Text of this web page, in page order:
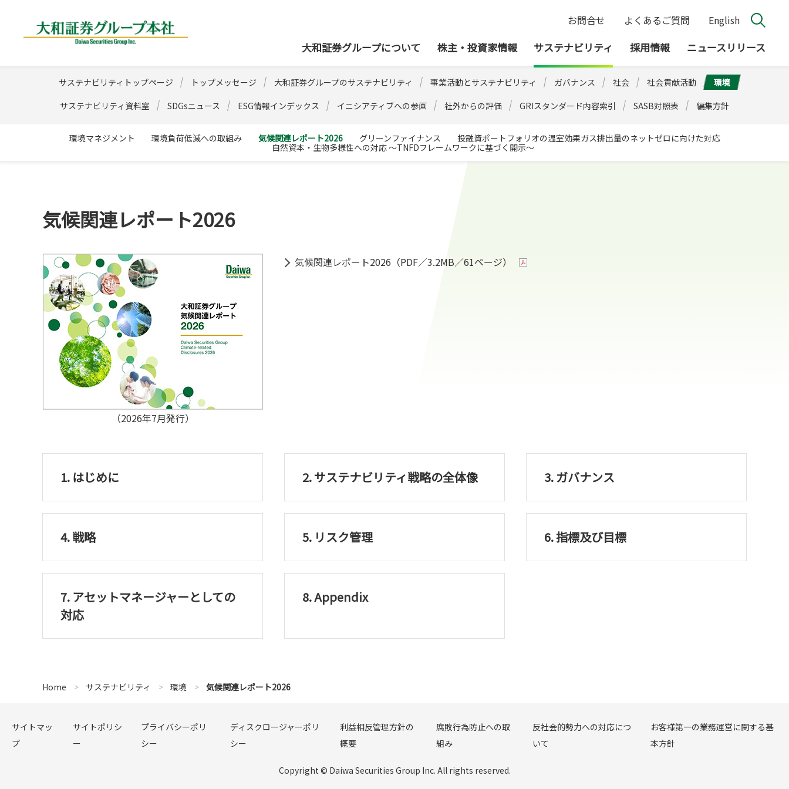
お問合せ よくあるご質問 English
大和証券グループについて 株主・投資家情報 サステナビリティ 採用情報 ニュースリリース
サステナビリティトップページ トップメッセージ 大和証券グループのサステナビリティ 事業活動とサステナビリティ ガバナンス 社会 社会貢献活動
環境
サステナビリティ資料室
SDGsニュース ESG情報インデックス イニシアティブへの参画 社外からの評価 GRIスタンダード内容索引 SASB対照表 編集方針
環境マネジメント 環境負荷低減への取組み 気候関連レポート2026 グリーンファイナンス
投融資ポートフォリオの温室効果ガス排出量のネットゼロに向けた対応
自然資本・生物多様性への対応 ～TNFDフレームワークに基づく開示～
気候関連レポート2026
（2026年7月発行）
気候関連レポート2026（PDF／3.2MB／61ページ）
1. はじめに 2. サステナビリティ戦略の全体像 3. ガバナンス
4. 戦略 5. リスク管理 6. 指標及び目標
7. アセットマネージャーとしての
対応
8. Appendix
Home サステナビリティ 環境 気候関連レポート2026
サイトマッ
プ
サイトポリシ
ー
プライバシーポリ
シー
ディスクロージャーポリ
シー
利益相反管理方針の
概要
腐敗行為防止への取
組み
反社会的勢力への対応につ
いて
お客様第一の業務運営に関する基
本方針
Copyright © Daiwa Securities Group Inc. All rights reserved.